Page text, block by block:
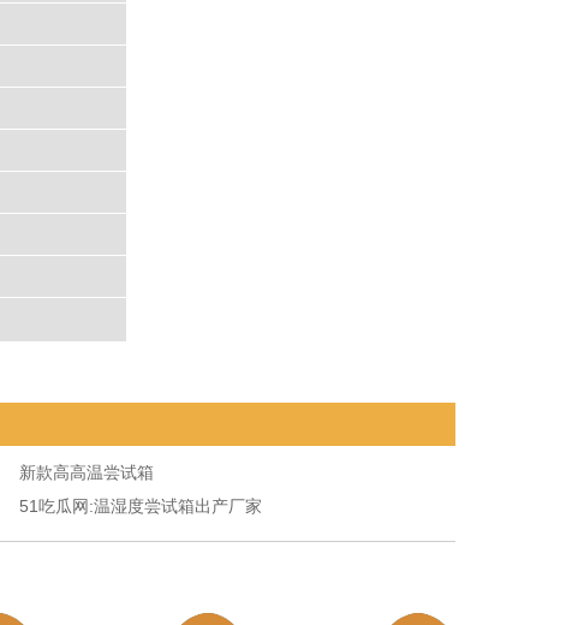
新款高高温尝试箱
51吃瓜网:温湿度尝试箱出产厂家